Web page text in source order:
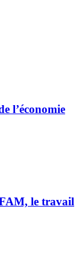
l’économie
le travail